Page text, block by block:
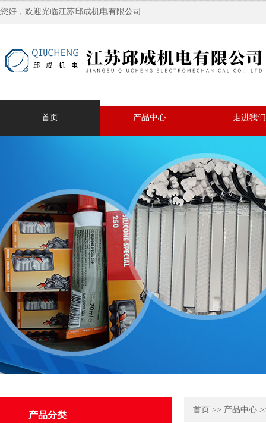
您好，欢迎光临江苏邱成机电有限公司
首页 产品中心 走进我们
产品分类
首页 >> 产品中心